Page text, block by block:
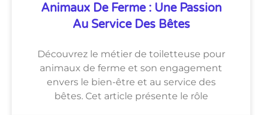
Animaux De Ferme : Une Passion
Au Service Des Bêtes
Découvrez le métier de toiletteuse pour
animaux de ferme et son engagement
envers le bien-être et au service des
bêtes. Cet article présente le rôle